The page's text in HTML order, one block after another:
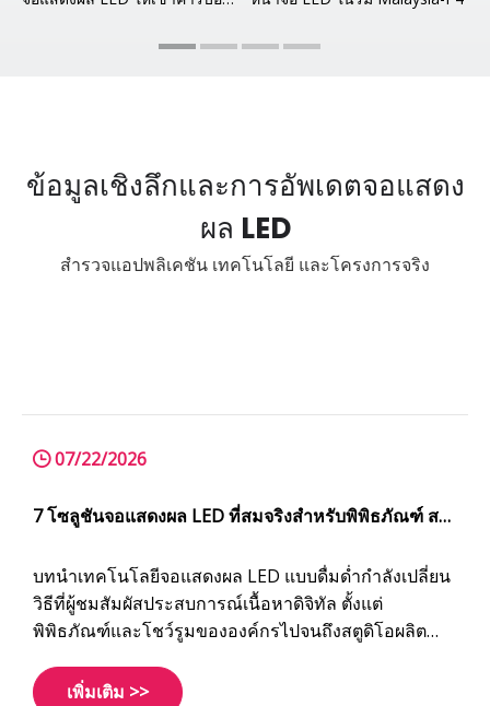
ข้อมูลเชิงลึกและการอัพเดตจอแสดง
ผล LED
สำรวจแอปพลิเคชัน เทคโนโลยี และโครงการจริง
07/22/2026
7 โซลูชันจอแสดงผล LED ที่สมจริงสำหรับพิพิธภัณฑ์ สตู
บทนำเทคโนโลยีจอแสดงผล LED แบบดื่มด่ำกำลังเปลี่ยน
วิธีที่ผู้ชมสัมผัสประสบการณ์เนื้อหาดิจิทัล ตั้งแต่
พิพิธภัณฑ์และโชว์รูมขององค์กรไปจนถึงสตูดิโอผลิต
โซลูชัน LED ที่ดื่มด่ำจะสร้างสภาพแวดล้อมที่น่าดึงดูดซึ่ง
เพิ่มเติม >>